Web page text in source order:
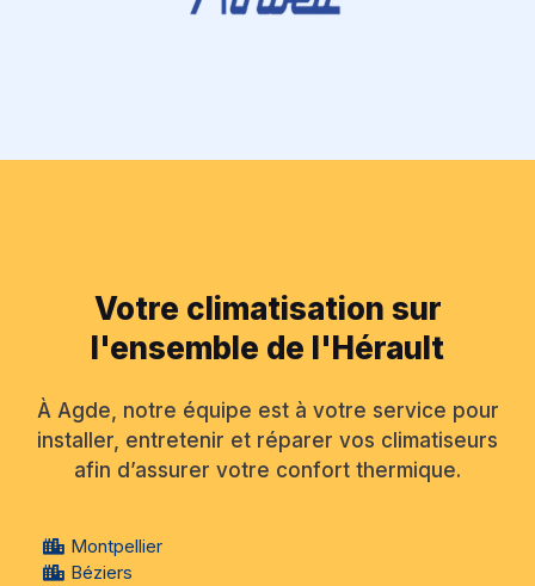
Votre climatisation sur
l'ensemble de l'Hérault
À Agde, notre équipe est à votre service pour
installer, entretenir et réparer vos climatiseurs
afin d’assurer votre confort thermique.
Montpellier
Béziers